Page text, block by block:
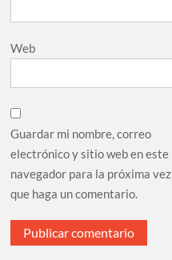
Web
Guardar mi nombre, correo
electrónico y sitio web en este
navegador para la próxima vez
que haga un comentario.